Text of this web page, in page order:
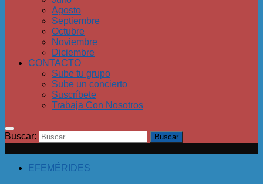
Agosto
Septiembre
Octubre
Noviembre
Diciembre
CONTACTO
Sube tu grupo
Sube un concierto
Suscríbete
Trabaja Con Nosotros
Buscar:
EFEMÉRIDES